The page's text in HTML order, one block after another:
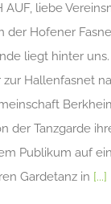
AUF, liebe
der Hofener
liegt hinter uns.
Hallenfasnet
der Tanzgarde
Publikum auf
Gardetanz in [...]